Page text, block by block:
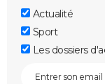
Actualité
Sport
Les dossiers